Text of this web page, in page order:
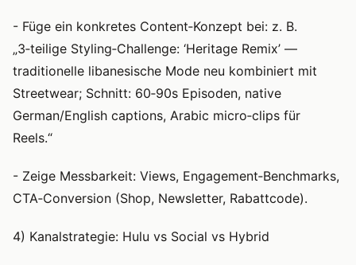
- Füge ein konkretes Content‑Konzept bei: z. B.
„3‑teilige Styling‑Challenge: ‘Heritage Remix’ —
traditionelle libanesische Mode neu kombiniert mit
Streetwear; Schnitt: 60‑90s Episoden, native
German/English captions, Arabic micro‑clips für
Reels.“
- Zeige Messbarkeit: Views, Engagement‑Benchmarks,
CTA‑Conversion (Shop, Newsletter, Rabattcode).
4) Kanalstrategie: Hulu vs Social vs Hybrid